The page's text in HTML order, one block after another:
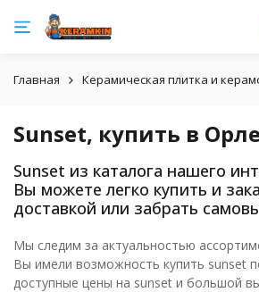
Главная Керамическая плитка и
Sunset, купить в Орле
Sunset из каталога нашего
Вы можете легко купить и
доставкой или забрать
Мы следим за актуальностью
Вы имели возможность купить sunset
доступные цены на sunset и большой